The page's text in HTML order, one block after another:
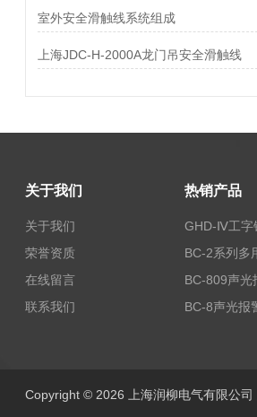
室外安全滑触线系统组成
上海JDC-H-2000A龙门吊安全滑触线
关于我们
关于我们
荣誉资质
在线留言
联系我们
热销产品
GHD-Ⅳ工字
BC-809声光
BC-8声光报
Copyright © 2026 上海润柳电气有限公司